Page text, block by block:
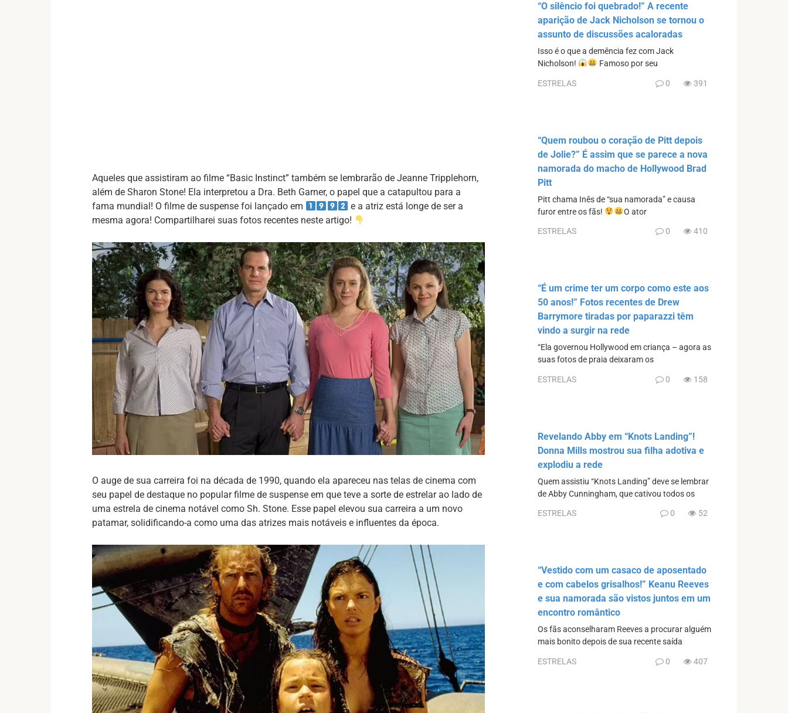
Aqueles que assistiram ao filme “Basic Instinct” também se lembrarão de Jeanne Tripplehorn,
além de Sharon Stone! Ela interpretou a Dra. Beth Garner, o papel que a catapultou para a
fama mundial! O filme de suspense foi lançado em
e a atriz está longe de ser a
mesma agora! Compartilharei suas fotos recentes neste artigo!
O auge de sua carreira foi na década de 1990, quando ela apareceu nas telas de cinema com
seu papel de destaque no popular filme de suspense em que teve a sorte de estrelar ao lado de
uma estrela de cinema notável como Sh. Stone. Esse papel elevou sua carreira a um novo
patamar, solidificando-a como uma das atrizes mais notáveis e influentes da época.
“O silêncio foi quebrado!” A recente
aparição de Jack Nicholson se tornou o
assunto de discussões acaloradas
Isso é o que a demência fez com Jack
Nicholson!
Famoso por seu
ESTRELAS 0 391
“Quem roubou o coração de Pitt depois
de Jolie?” É assim que se parece a nova
namorada do macho de Hollywood Brad
Pitt
Pitt chama Inês de “sua namorada” e causa
furor entre os fãs!
O ator
ESTRELAS 0 410
“É um crime ter um corpo como este aos
50 anos!” Fotos recentes de Drew
Barrymore tiradas por paparazzi têm
vindo a surgir na rede
“Ela governou Hollywood em criança – agora as
suas fotos de praia deixaram os
ESTRELAS 0 158
Revelando Abby em “Knots Landing”!
Donna Mills mostrou sua filha adotiva e
explodiu a rede
Quem assistiu “Knots Landing” deve se lembrar
de Abby Cunningham, que cativou todos os
ESTRELAS 0 52
“Vestido com um casaco de aposentado
e com cabelos grisalhos!” Keanu Reeves
e sua namorada são vistos juntos em um
encontro romântico
Os fãs aconselharam Reeves a procurar alguém
mais bonito depois de sua recente saída
ESTRELAS 0 407